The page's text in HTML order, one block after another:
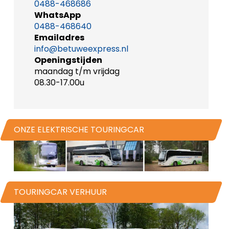
0488-468686
WhatsApp
0488-468640
Emailadres
info@betuweexpress.nl
Openingstijden
maandag t/m vrijdag
08.30-17.00u
ONZE ELEKTRISCHE TOURINGCAR
TOURINGCAR VERHUUR